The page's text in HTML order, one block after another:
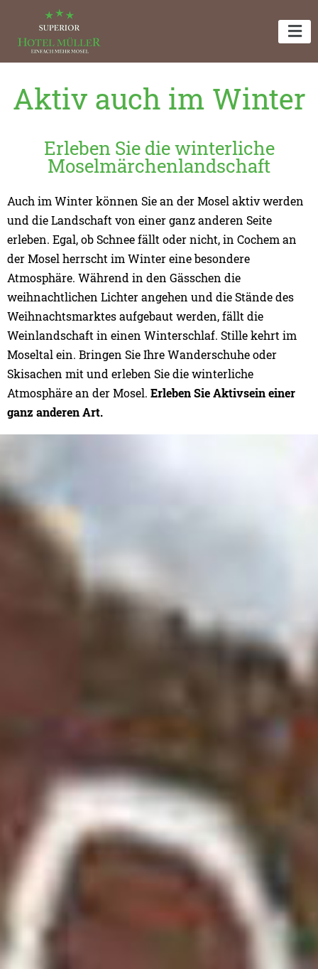
Aktiv auch im Winter
Erleben Sie die winterliche
Moselmärchenlandschaft
Auch im Winter können Sie an der Mosel aktiv werden
und die Landschaft von einer ganz anderen Seite
erleben. Egal, ob Schnee fällt oder nicht, in Cochem an
der Mosel herrscht im Winter eine besondere
Atmosphäre. Während in den Gässchen die
weihnachtlichen Lichter angehen und die Stände des
Weihnachtsmarktes aufgebaut werden, fällt die
Weinlandschaft in einen Winterschlaf. Stille kehrt im
Moseltal ein. Bringen Sie Ihre Wanderschuhe oder
Skisachen mit und erleben Sie die winterliche
Atmosphäre an der Mosel. Erleben Sie Aktivsein einer
ganz anderen Art.